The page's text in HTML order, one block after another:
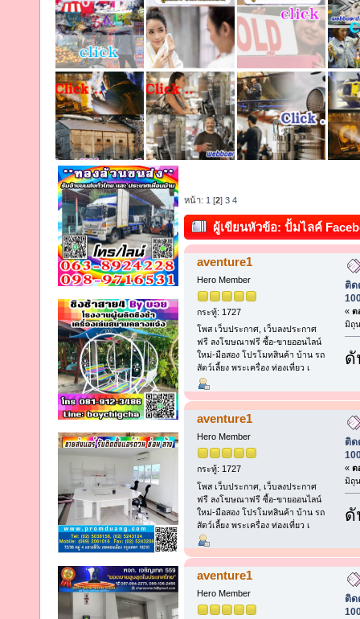
หน้า: 1 [2] 3 4
ผู้เขียนหัวข้อ: ปั้มไลค์
100% | Autobotkub (อ่าน 186
aventure1
Hero Member
กระทู้: 1727
โพส เว็บประกาศ, เว็บลงประกาศ
ฟรี ลงโฆษณาฟรี ซื้อ-ขายออนไลน์
ใหม่-มือสอง โปรโมทสินค้า บ้าน รถ
สัตว์เลี้ยง พระเครื่อง ท่องเที่ยว เ
ติด
« ต
มิถุ
ดั
aventure1
Hero Member
กระทู้: 1727
โพส เว็บประกาศ, เว็บลงประกาศ
ฟรี ลงโฆษณาฟรี ซื้อ-ขายออนไลน์
ใหม่-มือสอง โปรโมทสินค้า บ้าน รถ
สัตว์เลี้ยง พระเครื่อง ท่องเที่ยว เ
ติด
« ต
มิถุ
ดั
aventure1
Hero Member
ติด